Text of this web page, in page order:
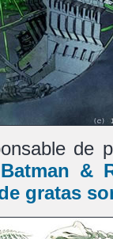
de
Batman &
gratas